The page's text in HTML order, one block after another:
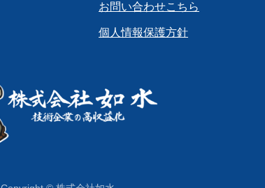
お問い合わせこちら
個人情報保護方針